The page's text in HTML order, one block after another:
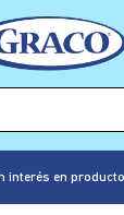
interés en